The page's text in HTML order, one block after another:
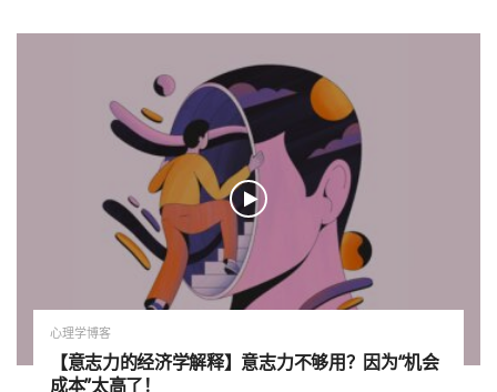
心理学博客
【意志力的经济学解释】意志力不够用？因为“机会
成本”太高了！